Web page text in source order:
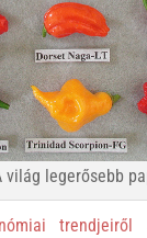
világ legerősebb
trendjeiről